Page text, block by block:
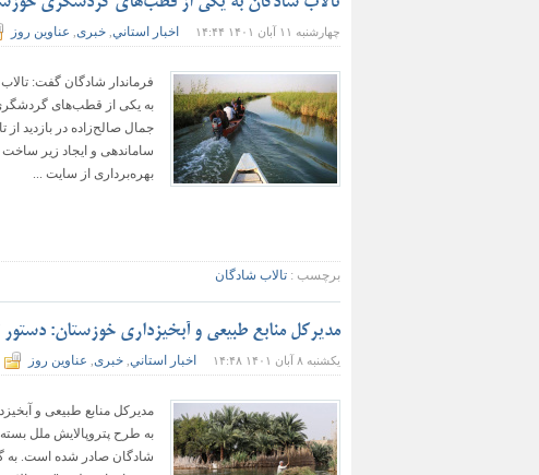
چهارشنبه ۱۱ آبان ۱۴۰۱ ۱۴:۴۴ اخبار استاني خبری عناوین روز
فرماندار شادگان گفت:
به یکی از قطب‌های
جمال صالح‌زاده در بازدید
ساماندهی و ایجاد زیر
بهره‌برداری از سایت ...
برچسب : تالاب شادگان
مدیرکل منابع طبیعی و آبخیزداری خوزستان:
یکشنبه ۸ آبان ۱۴۰۱ ۱۴:۴۸ اخبار استاني خبری عناوین روز
مدیرکل منابع طبیعی و
به طرح پتروپالایش ملل
شادگان صادر شده است. به